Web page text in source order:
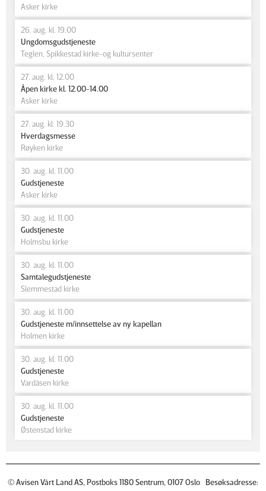
Asker kirke
26. aug. kl. 19.00
Ungdomsgudstjeneste
Teglen, Spikkestad kirke-og kultursenter
27. aug. kl. 12.00
Åpen kirke kl. 12.00-14.00
Asker kirke
27. aug. kl. 19.30
Hverdagsmesse
Røyken kirke
30. aug. kl. 11.00
Gudstjeneste
Asker kirke
30. aug. kl. 11.00
Gudstjeneste
Holmsbu kirke
30. aug. kl. 11.00
Samtalegudstjeneste
Slemmestad kirke
30. aug. kl. 11.00
Gudstjeneste m/innsettelse av ny kapellan
Holmen kirke
30. aug. kl. 11.00
Gudstjeneste
Vardåsen kirke
30. aug. kl. 11.00
Gudstjeneste
Østenstad kirke
© Avisen Vårt Land AS, Postboks 1180 Sentrum, 0107 Oslo Besøksadresse: